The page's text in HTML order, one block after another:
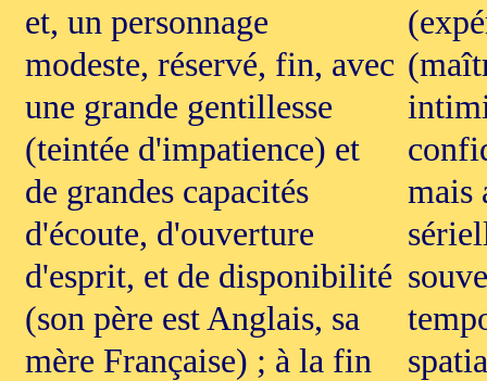
et, un personnage
modeste, réservé, fin, avec
une grande gentillesse
(teintée d'impatience) et
de grandes capacités
d'écoute, d'ouverture
d'esprit, et de disponibilité
(son père est Anglais, sa
mère Française) ; à la fin
mais